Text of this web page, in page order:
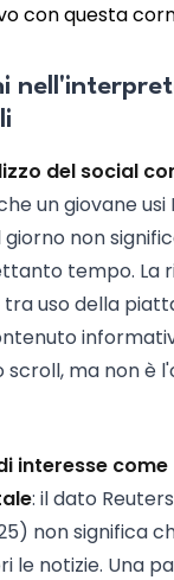
con questa
del social
un giovane
non
tempo. La
tra uso della
scroll, ma non è
interesse come
: il dato
non significa
le notizie. Una